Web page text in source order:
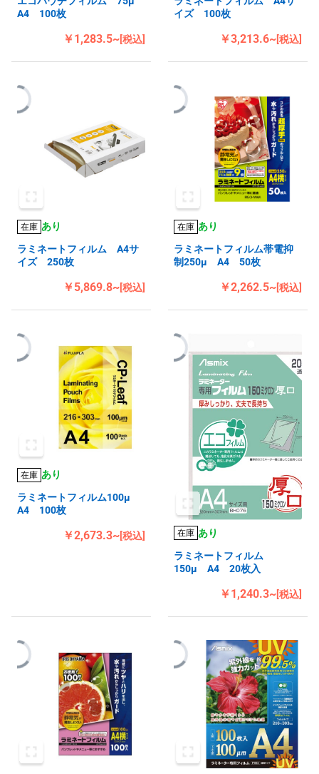
A4 100枚
￥1,283.5~[税込]
イズ 100枚
￥3,213.6~[税込]
在庫 あり
ラミネートフィルム A4サ
イズ 250枚
￥5,869.8~[税込]
在庫 あり
ラミネートフィルム帯電抑
制250μ A4 50枚
￥2,262.5~[税込]
在庫 あり
ラミネートフィルム100μ
A4 100枚
￥2,673.3~[税込] 在庫 あり
ラミネートフィルム
150μ A4 20枚入
￥1,240.3~[税込]